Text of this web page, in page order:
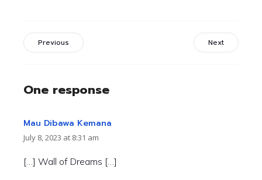
Previous Next
One response
Mau Dibawa Kemana
July 8, 2023 at 8:31 am
[…] Wall of Dreams […]